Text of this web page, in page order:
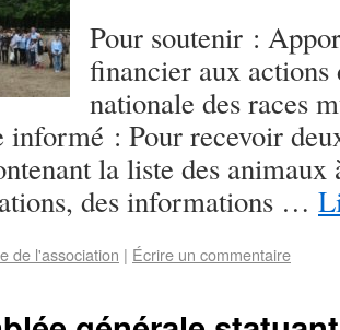
Pour soutenir :
financier aux actions
nationale des races
informé : Pour recevoir
la liste des animaux
des informations …
de l'association | Écrire un commentaire